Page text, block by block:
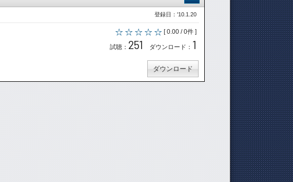
登録日：'10.1.20
[ 0.00 / 0件 ]
試聴： 251 ダウンロード： 1
ダウンロード